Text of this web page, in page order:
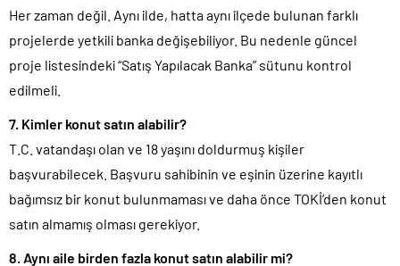
Her zaman değil. Aynı ilde, hatta aynı ilçede bulunan farklı
projelerde yetkili banka değişebiliyor. Bu nedenle güncel
proje listesindeki “Satış Yapılacak Banka” sütunu kontrol
edilmeli.
7. Kimler konut satın alabilir?
T.C. vatandaşı olan ve 18 yaşını doldurmuş kişiler
başvurabilecek. Başvuru sahibinin ve eşinin üzerine kayıtlı
bağımsız bir konut bulunmaması ve daha önce TOKİ’den konut
satın almamış olması gerekiyor.
8. Aynı aile birden fazla konut satın alabilir mi?